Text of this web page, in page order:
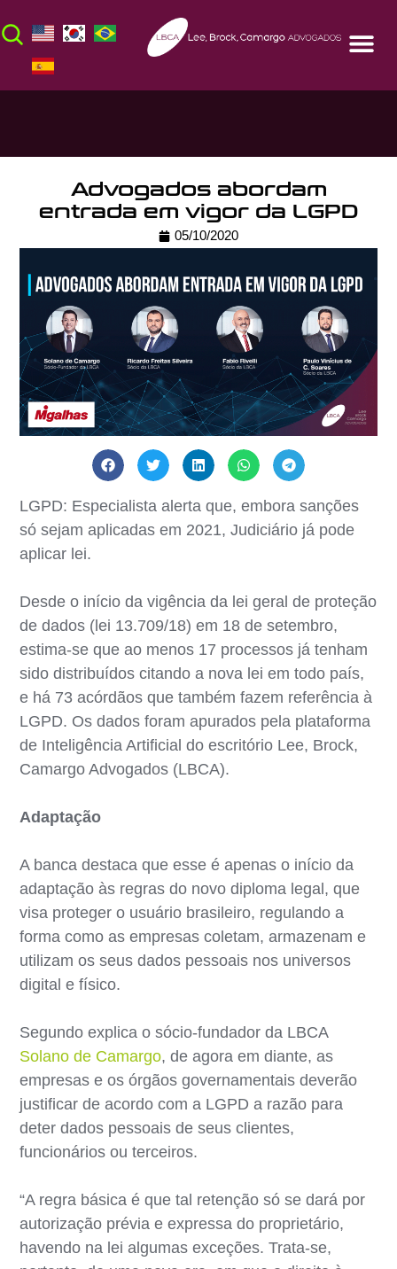
Advogados abordam
entrada em vigor da LGPD
05/10/2020
LGPD: Especialista alerta que, embora sanções
só sejam aplicadas em 2021, Judiciário já pode
aplicar lei.
Desde o início da vigência da lei geral de proteção
de dados (lei 13.709/18) em 18 de setembro,
estima-se que ao menos 17 processos já tenham
sido distribuídos citando a nova lei em todo país,
e há 73 acórdãos que também fazem referência à
LGPD. Os dados foram apurados pela plataforma
de Inteligência Artificial do escritório Lee, Brock,
Camargo Advogados (LBCA).
Adaptação
A banca destaca que esse é apenas o início da
adaptação às regras do novo diploma legal, que
visa proteger o usuário brasileiro, regulando a
forma como as empresas coletam, armazenam e
utilizam os seus dados pessoais nos universos
digital e físico.
Segundo explica o sócio-fundador da LBCA
Solano de Camargo, de agora em diante, as
empresas e os órgãos governamentais deverão
justificar de acordo com a LGPD a razão para
deter dados pessoais de seus clientes,
funcionários ou terceiros.
“A regra básica é que tal retenção só se dará por
autorização prévia e expressa do proprietário,
havendo na lei algumas exceções. Trata-se,